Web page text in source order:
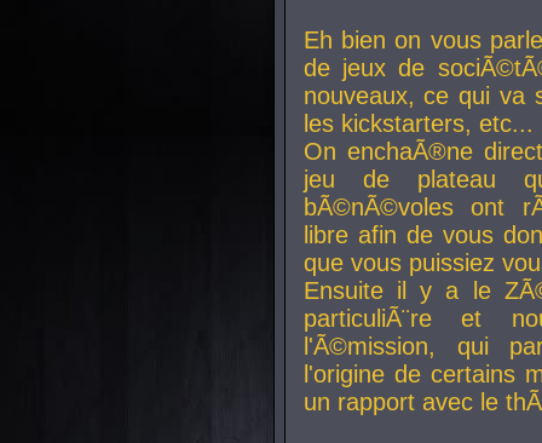
Eh bien on vous
de jeux de
nouveaux, ce qui va
les kickstarters, etc...
On enchaÃ®ne
jeu de plateau
bÃ©nÃ©voles ont
libre afin de vous
que vous puissiez
Ensuite il y a le
particuliÃ¨re et
l'Ã©mission, qui
l'origine de certains
un rapport avec le